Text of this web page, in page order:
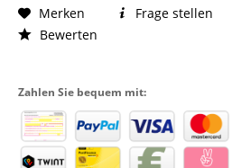
Merken
Bewerten
Frage stellen
Zahlen Sie bequem mit: